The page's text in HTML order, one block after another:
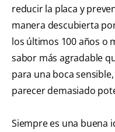
reducir la placa y
manera descubierta
los últimos 100 años o
sabor más agradable
para una boca
parecer demasiado
Siempre es una buena